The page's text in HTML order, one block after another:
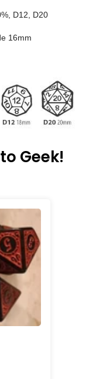
D12, D20
16mm
Geek!